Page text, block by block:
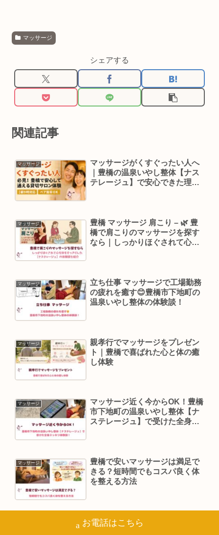
マッサージ
シェアする
関連記事
マッサージ
マッサージがくすぐったい人へ
｜豊橋の温泉いやし整体【ナス
テレージュ】で安心できた理由
マッサージ
豊橋 マッサージ 肩こり – 🌿 豊
橋で肩こりのマッサージを探す
なら｜しっかりほぐされて心も
マッサージ
立ち仕事 マッサージで工場勤務
の疲れを癒す😊豊橋市下地町の
温泉いやし整体の体験談！
マッサージ
親孝行でマッサージをプレゼン
ト｜豊橋で喜ばれた心と体の癒
し体験
マッサージ
マッサージ近く今からOK！豊橋
市下地町の温泉いやし整体【ナ
ステレージュ】で受けた全身ス
マッサージ
豊橋で安いマッサージは満足で
きる？短時間でもコスパ良く体
を整える方法
お電話はこちら